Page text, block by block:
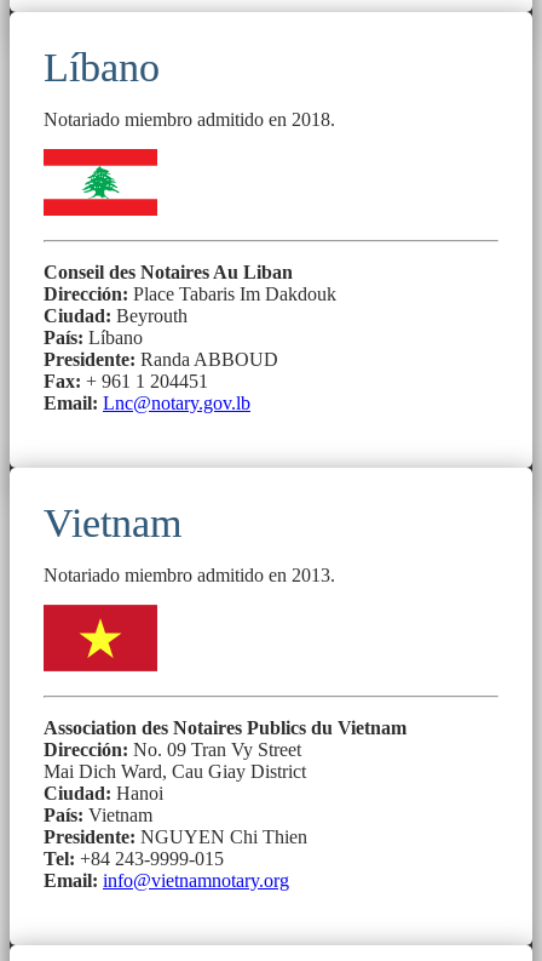
Líbano
Notariado miembro admitido en 2018.
Conseil des Notaires Au Liban
Dirección: Place Tabaris Im Dakdouk
Ciudad: Beyrouth
País: Líbano
Presidente: Randa ABBOUD
Fax: + 961 1 204451
Email: Lnc@notary.gov.lb
Vietnam
Notariado miembro admitido en 2013.
Association des Notaires Publics du Vietnam
Dirección: No. 09 Tran Vy Street
Mai Dich Ward, Cau Giay District
Ciudad: Hanoi
País: Vietnam
Presidente: NGUYEN Chi Thien
Tel: +84 243-9999-015
Email: info@vietnamnotary.org